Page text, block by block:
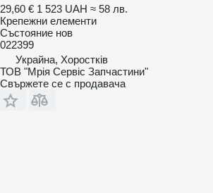
29,60 € 1 523 UAH ≈ 58 лв.
Крепежни елементи
Състояние нов
022399
Украйна, Хоростків
ТОВ "Мрія Сервіс Запчастини"
Свържете се с продавача